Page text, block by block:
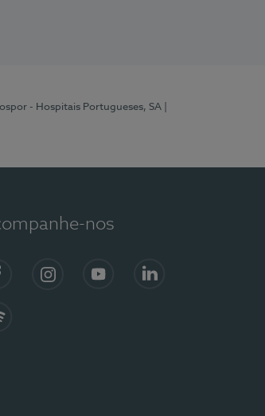
- Hospitais Portugueses, SA
nos